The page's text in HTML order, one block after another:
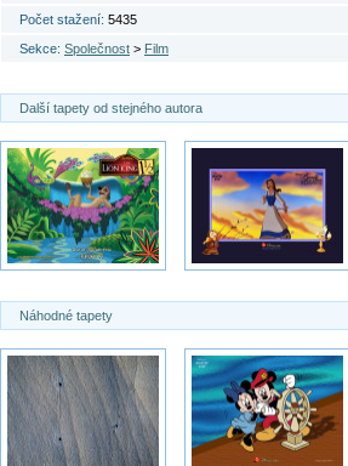
Počet stažení: 5435
Sekce: Společnost > Film
Další tapety od stejného autora
Náhodné tapety